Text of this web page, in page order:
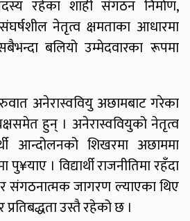
रहेका शाही संगठन निर्माण,
नेतृत्व क्षमताका आधारमा
बलियो उम्मेदवारका रूपमा
अनेरास्ववियु अछामबाट गरेका
हुन् । अनेरास्ववियुको नेतृत्व
आन्दोलनको शिखरमा अछाममा
। विद्यार्थी राजनीतिमा रहँदा
संगठनात्मक जागरण ल्याएका थिए
प्रतिबद्धता उस्तै रहेको छ ।